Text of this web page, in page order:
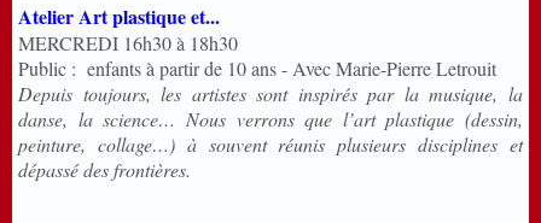
Atelier Art plastique et...
MERCREDI 16h30 à 18h30
Public : enfants à partir de 10 ans - Avec Marie-Pierre Letrouit
Depuis toujours, les artistes sont inspirés par la musique, la
danse, la science… Nous verrons que l’art plastique (dessin,
peinture, collage…) à souvent réunis plusieurs disciplines et
dépassé des frontières.